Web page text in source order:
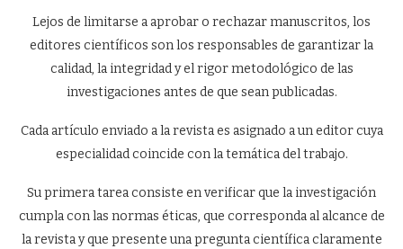
Lejos de limitarse a aprobar o rechazar manuscritos, los
editores científicos son los responsables de garantizar la
calidad, la integridad y el rigor metodológico de las
investigaciones antes de que sean publicadas.
Cada artículo enviado a la revista es asignado a un editor cuya
especialidad coincide con la temática del trabajo.
Su primera tarea consiste en verificar que la investigación
cumpla con las normas éticas, que corresponda al alcance de
la revista y que presente una pregunta científica claramente